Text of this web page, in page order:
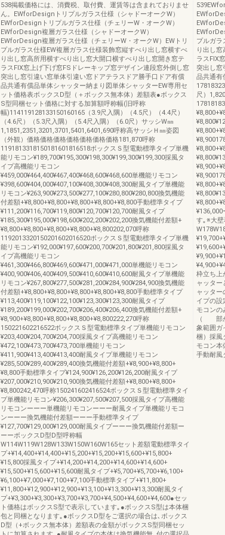
538掲載価格には、消費税、取付費、運賃等は含まれておりませ
ん。EWforDesignトリプルガラス仕様（シャドーオークW）
EWforDesignトリプルガラス仕様（チェリーW・オークW）
EWforDesign複層ガラス仕様（シャドーオークW）
EWforDesign複層ガラス仕様（チェリーW・オークW）EWトリ
プルガラス仕様EW複層ガラス仕様装飾窓縦すべり出し窓横すべ
り出し窓高所用横すべり出し窓大開口横すべり出し窓開き窓テ
ラスFIX窓上げ下げ窓FSドレーキップ窓デザイン連段窓外倒し窓
突出し窓引違い窓単体引違い窓ドアテラスドア勝手口ドア有償
品共通有償品単体シャッター納まり図単体シャッターEW専用セ
ット価格表ボックスD型（＋ボックス無本体）差額表●ボックス
S型同梱セット価格に対する加算額呼称幅(旧呼称
幅)114119128133150160165（3.9尺入隅）（4.5尺）（4.4尺）
（4.6尺）（5.3尺入隅）（5.4尺入隅）（6.0尺）サッシW㎜
1,1851,2351,3201,3701,5401,6401,690呼称高サッシＨ㎜姿図
（外観）価格価格価格価格価格価格価格181,870呼称
1191813318150181601816518ボックスＳ型電動標準タイプ単機
能リモコン¥189,700¥195,300¥198,300¥199,300¥199,300採風タ
イプ高機能リモコン
¥459,000¥464,400¥467,400¥468,600¥468,600単機能リモコン
¥398,600¥404,000¥407,100¥408,300¥408,300耐風タイプ単機能
リモコン¥263,900¥273,500¥277,100¥280,800¥280,800換気機能
付差額+¥8,800+¥8,800+¥8,800+¥8,800+¥8,800手動標準タイプ
¥111,200¥116,700¥119,800¥120,700¥120,700耐風タイプ
¥185,300¥195,000¥198,600¥202,200¥202,200換気機能付差額+
¥8,800+¥8,800+¥8,800+¥8,800+¥8,800202,070呼称
1192013320150201602016520ボックスＳ型電動標準タイプ単機
能リモコン¥192,000¥197,600¥200,700¥201,800¥201,800採風タ
イプ高機能リモコン
¥461,300¥466,800¥469,600¥471,000¥471,000単機能リモコン
¥400,900¥406,400¥409,500¥410,600¥410,600耐風タイプ単機能
リモコン¥267,800¥277,500¥281,200¥284,900¥284,900換気機能
付差額+¥8,800+¥8,800+¥8,800+¥8,800+¥8,800手動標準タイプ
¥113,400¥119,100¥122,100¥123,300¥123,300耐風タイプ
¥189,200¥199,000¥202,700¥206,400¥206,400換気機能付差額+
¥8,900+¥8,800+¥8,800+¥8,800+¥8,800222,270呼称
150221602216522ボックスＳ型電動標準タイプ単機能リモコン
¥203,400¥204,700¥204,700採風タイプ高機能リモコン
¥472,100¥473,700¥473,700単機能リモコン
¥411,900¥413,400¥413,400耐風タイプ単機能リモコン
¥285,500¥289,400¥289,400換気機能付差額+¥8,900+¥8,800+
¥8,800手動標準タイプ¥124,900¥126,200¥126,200耐風タイプ
¥207,000¥210,900¥210,900換気機能付差額+¥8,800+¥8,800+
¥8,800242,470呼称150241602416524ボックスＳ型電動標準タイ
プ単機能リモコン¥206,300¥207,500¥207,500採風タイプ高機能
リモコンーーー単機能リモコンーーー耐風タイプ単機能リモコ
ンーーー換気機能付差額ーーー手動標準タイプ
¥127,700¥129,000¥129,000耐風タイプーーー換気機能付差額ー
ーーボックスD型D型呼称幅
W114W119W128W133W150W160W165セット差額電動標準タイ
プ+¥14,400+¥14,400+¥15,200+¥15,200+¥15,600+¥15,800+
¥15,800採風タイプ+¥14,200+¥14,200+¥14,600+¥14,600+
¥15,500+¥15,600+¥15,600耐風タイプ+¥5,700+¥5,700+¥6,100+
¥6,100+¥7,000+¥7,100+¥7,100手動標準タイプ+¥11,800+
¥11,800+¥12,900+¥12,900+¥13,100+¥13,300+¥13,300耐風タイ
プ+¥3,300+¥3,300+¥3,700+¥3,700+¥4,500+¥4,600+¥4,600●セッ
ト価格はボックスS型で表示しています｡●ボックスS型は本体梱
包と同梱となります｡●ボックスD型をご選択の場合は､ボックス
D型（+ボックス無本体）差額表の金額がボックスS型同梱セッ
プルガラ
り出し
ラスFIX
突出し窓
品共通有
尺）
す｡※大壁
枠立ち上
ャッター
ャッター
イプの設
モコンの
（ 部が
象範囲ガ
梱）採風
モコン本
手動耐風